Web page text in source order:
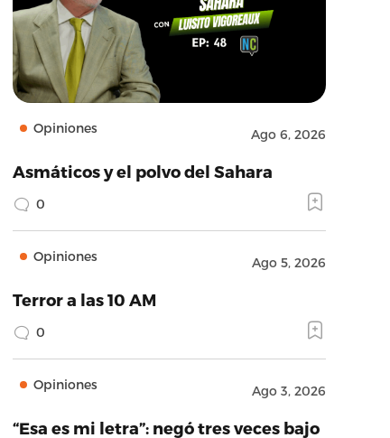
Opiniones Ago 6, 2026
Asmáticos y el polvo del Sahara
0
Opiniones Ago 5, 2026
Terror a las 10 AM
0
Opiniones Ago 3, 2026
“Esa es mi letra”: negó tres veces bajo